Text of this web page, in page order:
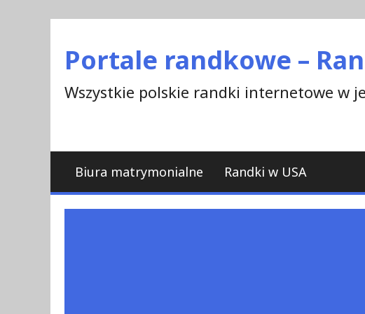
content
Portale randkowe –
Wszystkie polskie randki internetowe w
Biura matrymonialne Randki w USA